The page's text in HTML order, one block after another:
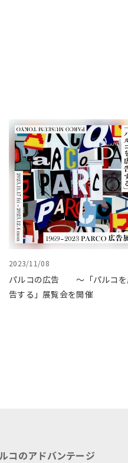
2023/11/08
パルコの広告 ～「パルコを
告する」展覧会を開催
コのアドバンテージ